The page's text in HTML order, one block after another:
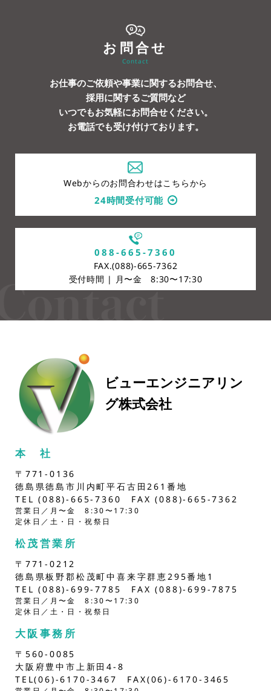
お問合せ
Contact
お仕事のご依頼や事業に関するお問合せ、
採用に関するご質問など
いつでもお気軽にお問合せください。
お電話でも受け付けております。
Webからのお問合わせはこちらから
24時間受付可能
088-665-7360
FAX.(088)-665-7362
受付時間 | 月〜金 8:30〜17:30
ビューエンジニアリン
グ株式会社
本 社
〒771-0136
徳島県徳島市川内町平石古田261番地
TEL (088)-665-7360 FAX (088)-665-7362
営業日／月〜金 8:30〜17:30
定休日／土・日・祝祭日
松茂営業所
〒771-0212
徳島県板野郡松茂町中喜来字群恵295番地1
TEL (088)-699-7785 FAX (088)-699-7875
営業日／月〜金 8:30〜17:30
定休日／土・日・祝祭日
大阪事務所
〒560-0085
大阪府豊中市上新田4-8
TEL(06)-6170-3467 FAX(06)-6170-3465